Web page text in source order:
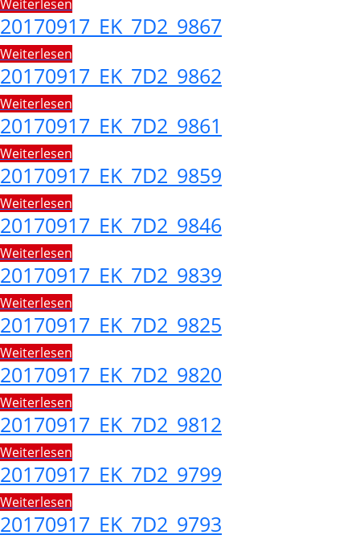
Weiterlesen
20170917_EK_7D2_9867
Weiterlesen
20170917_EK_7D2_9862
Weiterlesen
20170917_EK_7D2_9861
Weiterlesen
20170917_EK_7D2_9859
Weiterlesen
20170917_EK_7D2_9846
Weiterlesen
20170917_EK_7D2_9839
Weiterlesen
20170917_EK_7D2_9825
Weiterlesen
20170917_EK_7D2_9820
Weiterlesen
20170917_EK_7D2_9812
Weiterlesen
20170917_EK_7D2_9799
Weiterlesen
20170917_EK_7D2_9793